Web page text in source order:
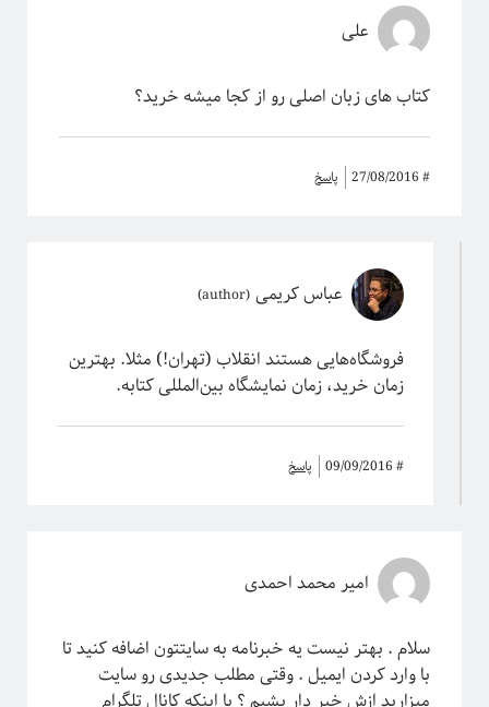
علی
کتاب های زبان اصلی رو از کجا میشه خرید؟
#
27/08/2016 پاسخ
عباس کریمی
فروشگاه‌هایی هستند انقلاب (تهران!) مثلا. بهترین
زمان خرید، زمان نمایشگاه بین‌المللی کتابه.
#
09/09/2016 پاسخ
امیر محمد احمدی
سلام . بهتر نیست یه خبرنامه به سایتتون اضافه کنید تا
با وارد کردن ایمیل . وقتی مطلب جدیدی رو سایت
میزارید ازش خبر دار بشیم ؟ یا اینکه کانال تلگرام